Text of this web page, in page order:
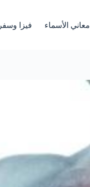
معاني الأسماء فيزا وسفر